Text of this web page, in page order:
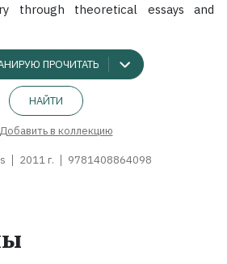
through theoretical essays and
ПРОЧИТАТЬ
НАЙТИ
Добавить в коллекцию
2011 г. 9781408864098